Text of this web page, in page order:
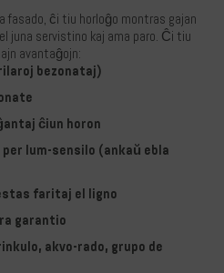
fasado, ĉi tiu horloĝo montras gajan
juna servistino kaj ama paro. Ĉi tiu
avantaĝojn:
bezonataj)
ĉiun horon
lum-sensilo (ankaŭ ebla
faritaj el ligno
garantio
akvo-rado, grupo de